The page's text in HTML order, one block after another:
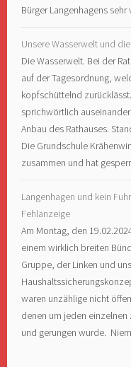
Bürger Langenhagens
Unsere Wasserwelt und
Die Wasserwelt. Bei der
auf der Tagesordnung,
kopfschüttelnd
sprichwörtlich
Anbau des Rathauses.
Die Grundschule
zusammen und hat
Langenhagen und kein
Fehlanzeige
Am Montag, den
einem wirklich breiten
Gruppe, der Linken und
waren unzählige nicht
denen um jeden
und gerungen wurde.